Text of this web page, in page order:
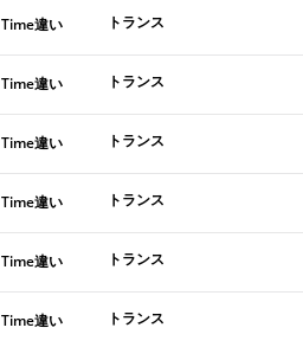
Time違い トランス
Time違い トランス
Time違い トランス
Time違い トランス
Time違い トランス
Time違い トランス